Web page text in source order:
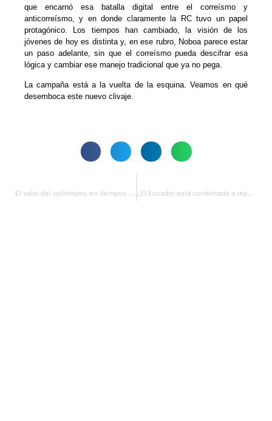
que encarnó esa batalla digital entre el correísmo y
anticorreísmo, y en donde claramente la RC tuvo un papel
protagónico. Los tiempos han cambiado, la visión de los
jóvenes de hoy es distinta y, en ese rubro, Noboa parece estar
un paso adelante, sin que el correísmo pueda descifrar esa
lógica y cambiar ese manejo tradicional que ya no pega.
La campaña está a la vuelta de la esquina. Veamos en qué
desemboca este nuevo clivaje.
El valor del optimismo en tiempos de crisis ¿El Ecuador está condenado a repetir tragedias pasadas?